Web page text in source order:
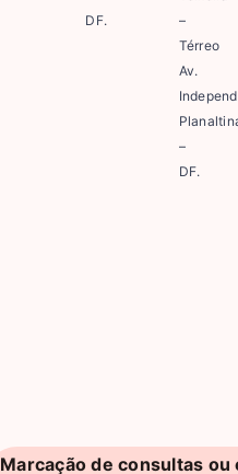
DF.
–
Térreo
Av.
–
DF.
Marcação de consultas ou